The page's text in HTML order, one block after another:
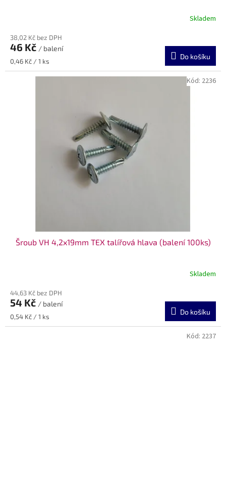
Skladem
38,02 Kč bez DPH
46 Kč / balení
Měrná
cena:
0,46 Kč / 1 ks
Do košíku
Šroub VH 4,2x19mm TEX talířová hlava (balení 100ks)
Skladem
44,63 Kč bez DPH
54 Kč / balení
Měrná
cena:
0,54 Kč / 1 ks
Do košíku
Kód: 2236
Kód: 2237